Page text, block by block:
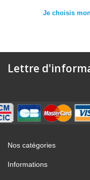
Je choisis
Lettre
Nos catégories
Informations